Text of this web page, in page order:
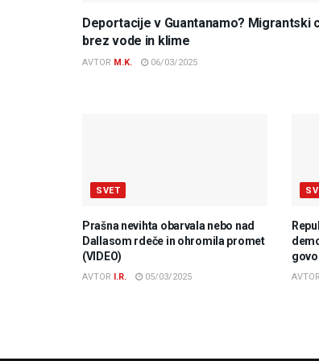
Deportacije v Guantanamo? Migrantski
brez vode in klime
AVTOR M.K. 06/03/2025
SVET
Prašna nevihta obarvala nebo nad
Dallasom rdeče in ohromila promet
(VIDEO)
AVTOR I.R. 05/03/2025 AVTOR